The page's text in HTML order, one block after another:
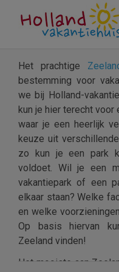
Het prachtige
bestemming voor
we bij Holland-
kun je hier terecht voor
waar je een heerlijk
keuze uit
zo kun je een park
voldoet. Wil je een
vakantiepark of een
elkaar staan? Welke
en welke
Op basis hiervan
Zeeland vinden!
Het mooiste aan